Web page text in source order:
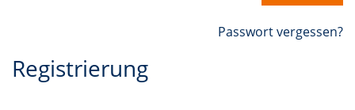
Passwort vergessen?
Registrierung